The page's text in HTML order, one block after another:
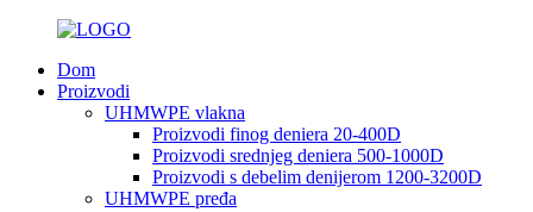
Dom
Proizvodi
UHMWPE vlakna
Proizvodi finog deniera 20-400D
Proizvodi srednjeg deniera 500-1000D
Proizvodi s debelim denijerom 1200-3200D
UHMWPE pređa